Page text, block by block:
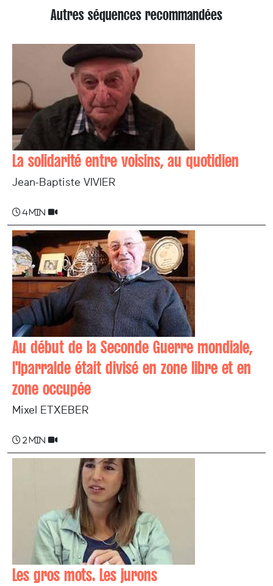
Autres séquences recommandées
La solidarité entre voisins, au quotidien
Jean-Baptiste VIVIER
4 min
Au début de la Seconde Guerre mondiale,
l'Iparralde était divisé en zone libre et en
zone occupée
Mixel ETXEBER
2 min
Les gros mots. Les jurons